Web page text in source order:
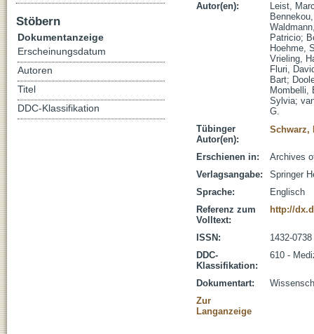
Autor(en):
Leist,
Patricio;
Hoehme,
Vrieling,
Fluri,
Bart;
Mombelli,
Sylvia;
G.
Tübinger
Autor(en):
Schwarz,
Erschienen in:
Archives
Verlagsangabe:
Springer
Sprache:
Englisch
Referenz zum
Volltext:
http://
ISSN:
1432-0738
DDC-
Klassifikation:
610 -
Dokumentart:
Zur
Langanzeige
Stöbern
Dokumentanzeige
Erscheinungsdatum
Autoren
Titel
DDC-Klassifikation